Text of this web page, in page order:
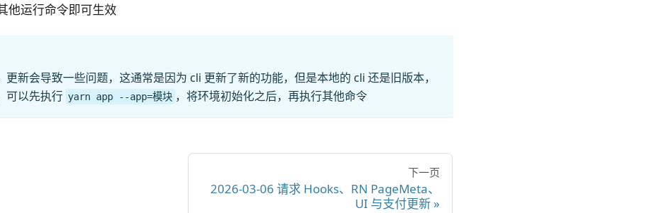
他运行命令即可生效
更新会导致一些问题，这通常是因为 cli 更新了新的功能，但是本地的 cli 还是旧版本，
可以先执行 yarn app --app=模块 ，将环境初始化之后，再执行其他命令
下一页
2026-03-06 请求 Hooks、RN PageMeta、
UI 与支付更新